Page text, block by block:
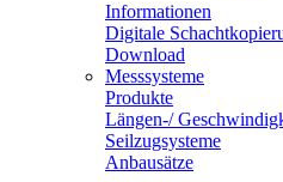
Informationen
Digitale
Download
Messsysteme
Produkte
Längen-/
Seilzugsysteme
Anbausätze